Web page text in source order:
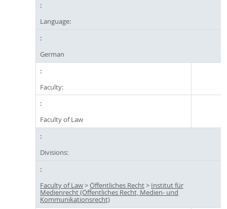
Language:
German
Faculty:
Faculty of Law
Divisions:
Faculty of Law>Öffentliches Recht> Institut für
Medienrecht (Öffentliches Recht, Medien- und
Kommunikationsrecht)